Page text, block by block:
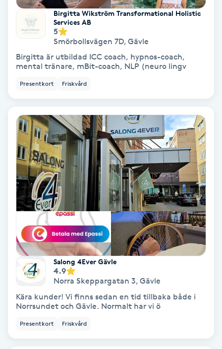
Hot Stone Massage
Hot yoga
Hudföryngring
Huduppstramning
Hudvård
Hyaluronsyra
Hyperhidros
Hypnos
Hårborttagning
Hårbottenbehandling
Hårförlängning
Hårvård
Hälsa
Birgitta Wikström Transformational Holistic
Services AB
5
Smörbollsvägen 7D, Gävle
Birgitta är utbildad ICC coach, hypnos-coach,
mental tränare, mBit-coach, NLP (neuro lingv
Presentkort Friskvård
Salong 4Ever Gävle
4.9
Norra Skeppargatan 3, Gävle
Kära kunder! Vi finns sedan en tid tillbaka både i
Norrsundet och Gävle. Normalt har vi ö
Presentkort Friskvård